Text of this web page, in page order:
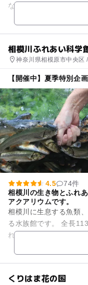
など様々なゾーンに分
相模川ふれあい科
神奈川県相模原市中央区
【開催中】夏季特別企
4.5
74件
相模川の生き物とふれ
アクアリウムです。
相模川に生息する魚類
る水族館です。 全長
れのアクアリウム水槽
くりはま花の国